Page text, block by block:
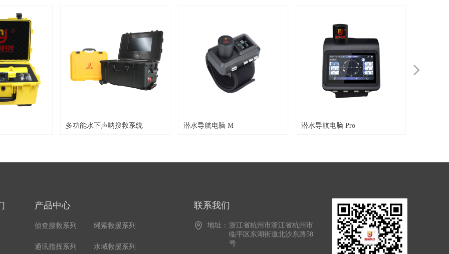
多功能水下声呐搜救系统 潜水导航电脑 M 潜水导航电脑 Pro
넲
产品中心
绳索救援系列
水域救援系列
侦查搜救系列
通讯指挥系列
联系我们
地址： 浙江省杭州市浙江省杭州市
临平区东湖街道北沙东路58
号